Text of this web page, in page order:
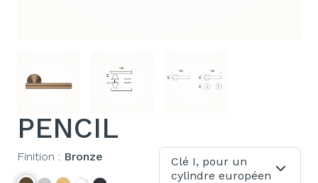
PENCIL
Finition : Bronze
Clé I, pour un
cylindre européen